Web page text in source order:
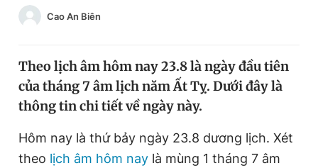
Chào ngày mới
Video Magazine
Sản phẩm khác
Cao An Biên
Theo lịch âm hôm nay 23.8 là ngày đầu tiên
của tháng 7 âm lịch năm Ất Tỵ. Dưới đây là
thông tin chi tiết về ngày này.
Hôm nay là thứ bảy ngày 23.8 dương lịch. Xét
theo lịch âm hôm nay là mùng 1 tháng 7 âm